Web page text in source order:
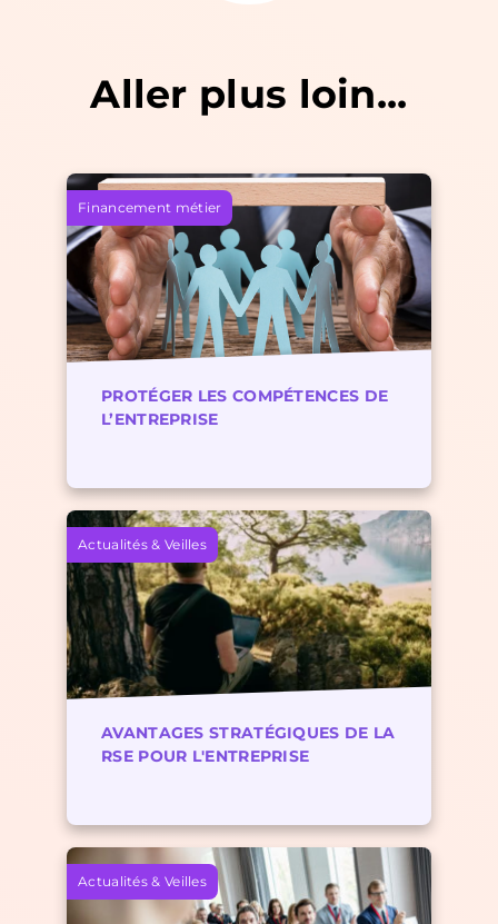
Aller plus loin...
Actualités & Veilles
Financement métier
PROTÉGER LES COMPÉTENCES DE
L’ENTREPRISE
Actualités & Veilles
AVANTAGES STRATÉGIQUES DE LA
RSE POUR L'ENTREPRISE
Actualités & Veilles